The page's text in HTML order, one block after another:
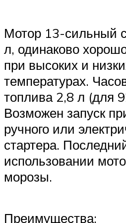
Мотор 13-сильный
л, одинаково
при высоких и
температурах.
топлива 2,8 л (для
Возможен запуск
ручного или
стартера.
использовании
морозы.
Преимущества: